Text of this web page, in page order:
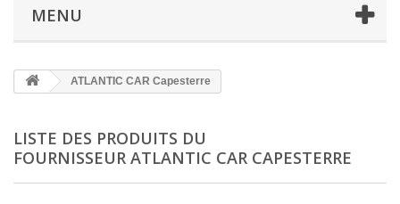
MENU
ATLANTIC CAR Capesterre
LISTE DES PRODUITS DU
FOURNISSEUR ATLANTIC CAR CAPESTERRE